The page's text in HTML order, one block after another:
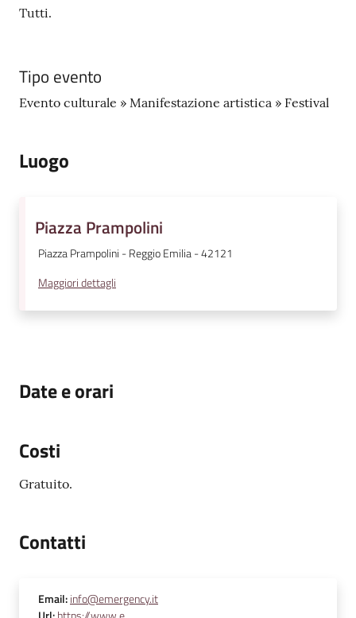
Tutti.
Tipo evento
Evento culturale » Manifestazione artistica » Festival
Luogo
Piazza Prampolini
Piazza Prampolini - Reggio Emilia - 42121
Maggiori dettagli
Date e orari
Costi
Gratuito.
Contatti
Email:info@emergency.it